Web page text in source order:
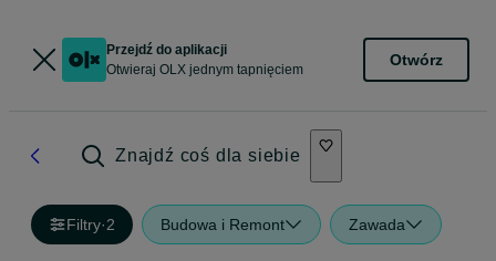
Przejdź do aplikacji
Otwieraj OLX jednym tapnięciem
Otwórz
Znajdź coś dla siebie
Filtry·2 Budowa i Remont Zawada